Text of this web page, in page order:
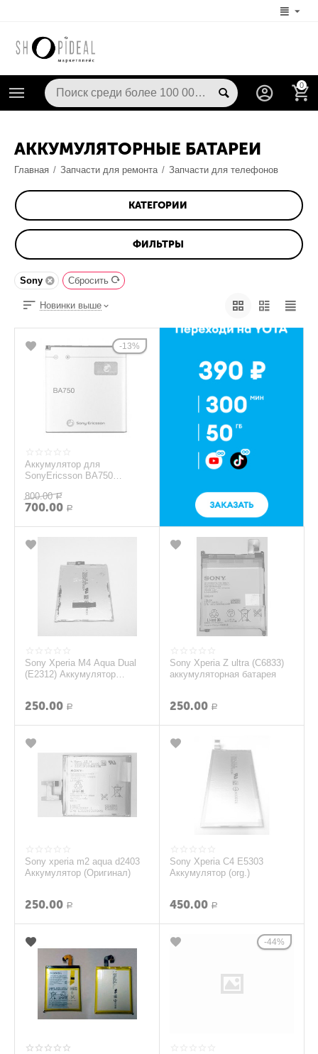
0
АККУМУЛЯТОРНЫЕ БАТАРЕИ
Главная / Запчасти для ремонта / Запчасти для телефонов
КАТЕГОРИИ
ФИЛЬТРЫ
Sony Сбросить
Новинки выше
13%
Аккумулятор для
SonyEricsson BA750
800.00 Р
700.00 Р
Sony Xperia M4 Aqua Dual
(E2312) Аккумулятор
250.00 Р
Sony Xperia Z ultra (C6833)
аккумуляторная батарея
250.00 Р
Sony xperia m2 aqua d2403
Аккумулятор (Оригинал)
250.00 Р
Sony Xperia C4 E5303
Аккумулятор (org.)
450.00 Р
44%